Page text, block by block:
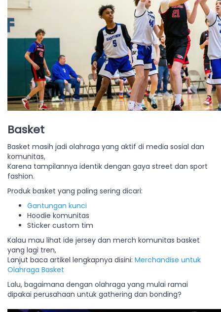
Basket
Basket masih jadi olahraga yang aktif di media sosial dan
komunitas,
Karena tampilannya identik dengan gaya street dan sport
fashion.
Produk basket yang paling sering dicari:
Gantungan kunci
Hoodie komunitas
Sticker custom tim
Kalau mau lihat ide jersey dan merch komunitas basket
yang lagi tren,
Lanjut baca artikel lengkapnya disini: Merchandise untuk
Olahraga Basket
Lalu, bagaimana dengan olahraga yang mulai ramai
dipakai perusahaan untuk gathering dan bonding?